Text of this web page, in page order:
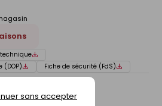
sans accepter
(DOP)
Fiche de sécurité (FdS)